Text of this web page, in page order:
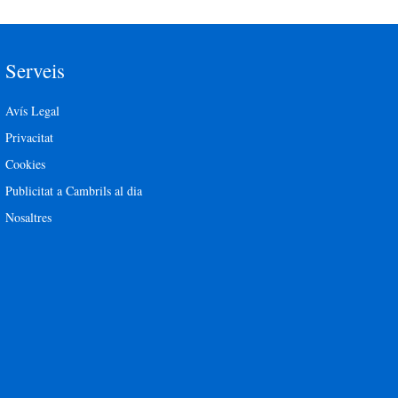
Serveis
Avís Legal
Privacitat
Cookies
Publicitat a Cambrils al dia
Nosaltres